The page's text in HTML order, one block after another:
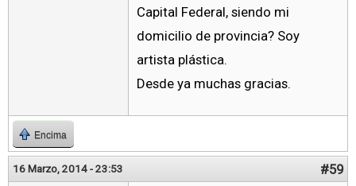
Capital Federal, siendo mi
domicilio de provincia? Soy
artista plástica.
Desde ya muchas gracias.
Encima
16 Marzo, 2014 - 23:53 #59